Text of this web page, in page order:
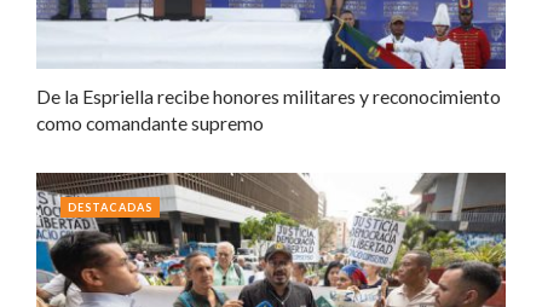
De la Espriella recibe honores militares y reconocimiento
como comandante supremo
DESTACADAS